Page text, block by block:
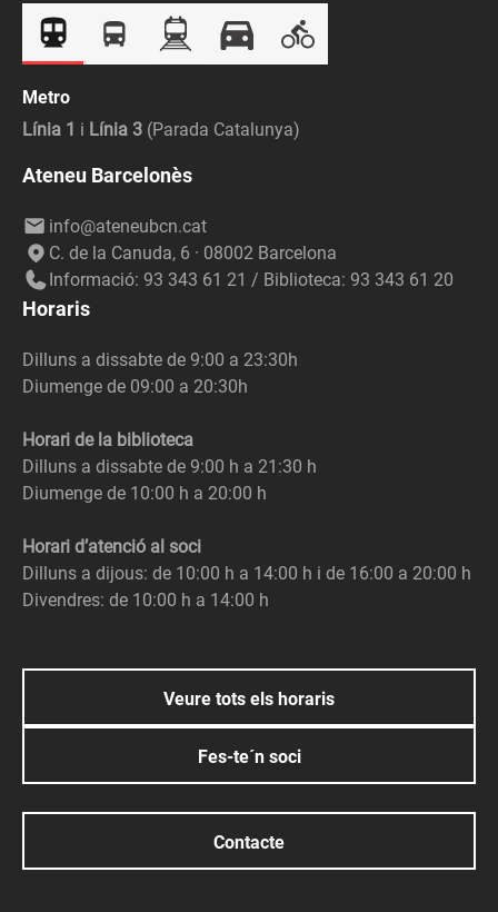
Metro
Línia 1 i Línia 3 (Parada Catalunya)
Ateneu Barcelonès
info@ateneubcn.cat
C. de la Canuda, 6 · 08002 Barcelona
Informació: 93 343 61 21 / Biblioteca: 93 343 61 20
Horaris
Dilluns a dissabte de 9:00 a 23:30h
Diumenge de 09:00 a 20:30h
Horari de la biblioteca
Dilluns a dissabte de 9:00 h a 21:30 h
Diumenge de 10:00 h a 20:00 h
Horari d’atenció al soci
Dilluns a dijous: de 10:00 h a 14:00 h i de 16:00 a 20:00 h
Divendres: de 10:00 h a 14:00 h
Veure tots els horaris
Fes-te´n soci
Contacte